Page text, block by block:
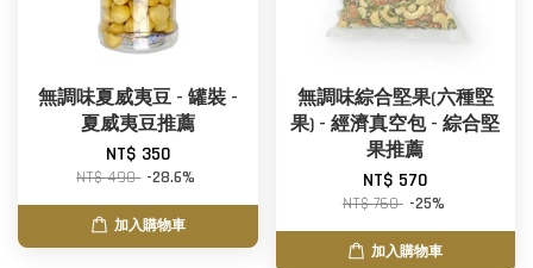
無調味夏威夷豆 - 罐裝 -
夏威夷豆推薦
NT$ 350
NT$ 490 -28.6%
加入購物車
無調味綜合堅果(六種堅
果) - 經濟真空包 - 綜合堅
果推薦
NT$ 570
NT$ 760 -25%
加入購物車